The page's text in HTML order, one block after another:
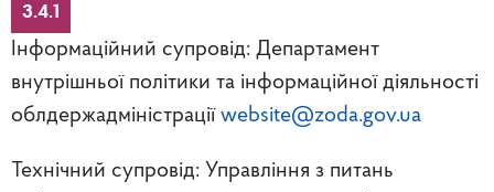
3.4.1
Інформаційний супровід: Департамент
внутрішньої політики та інформаційної діяльності
облдержадміністрації website@zoda.gov.ua
Технічний супровід: Управління з питань